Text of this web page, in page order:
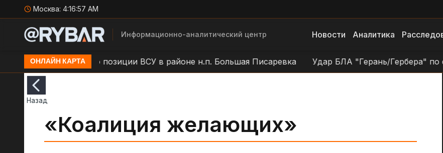
Москва: 4:16:58 AM
Информационно-аналитический центр Новости Аналитика
ОНЛАЙН КАРТА
Удар БЛА по позиции ВСУ в районе н.п. Большая Писаревка Удар БЛА "Герань/Гербера" по
Назад
«Коалиция желающих»